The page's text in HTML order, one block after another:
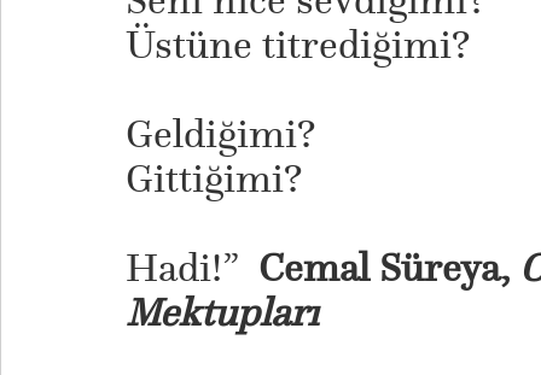
Üstüne titrediğimi?
Geldiğimi?
Gittiğimi?
Hadi!” Cemal Süreya,
Mektupları